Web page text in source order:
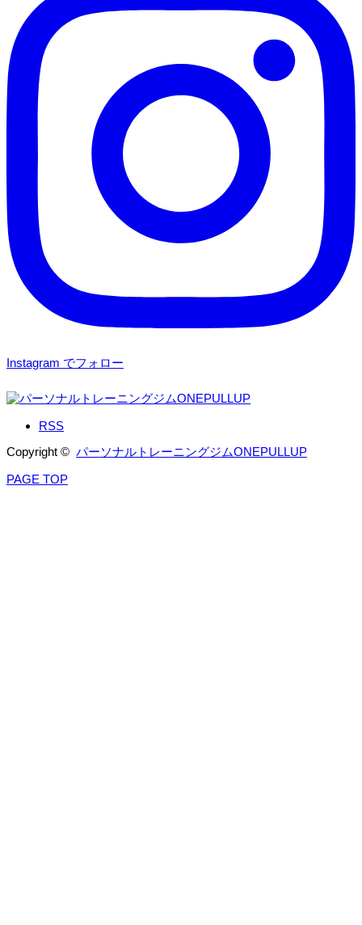
Instagram でフォロー
RSS
Copyright © パーソナルトレーニングジムONEPULLUP
PAGE TOP